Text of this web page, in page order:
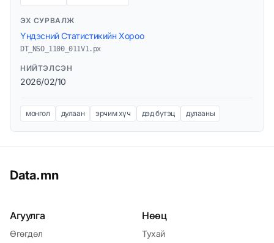
ЭХ СУРВАЛЖ
Үндэсний Статистикийн Хороо
DT_NSO_1100_011V1.px
НИЙТЭЛСЭН
2026/02/10
монгол дулаан эрчим хүч дэд бүтэц дулааны
Data.mn
Агуулга
Өгөгдөл
Нөөц
Тухай